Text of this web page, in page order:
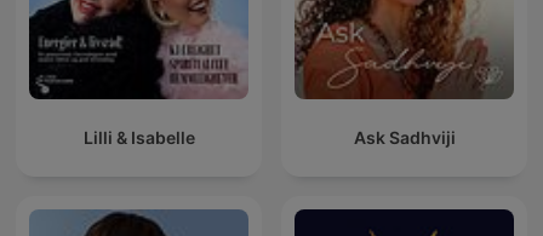
Lilli & Isabelle Ask Sadhviji